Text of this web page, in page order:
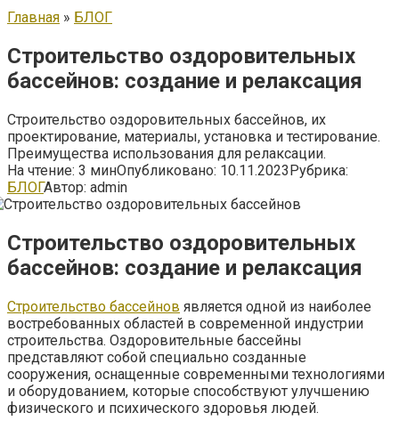
Главная » БЛОГ
Строительство оздоровительных
бассейнов: создание и релаксация
Строительство оздоровительных бассейнов, их
проектирование, материалы, установка и тестирование.
Преимущества использования для релаксации.
На чтение: 3 минОпубликовано: 10.11.2023Рубрика:
БЛОГАвтор: admin
Строительство оздоровительных
бассейнов: создание и релаксация
Строительство бассейнов является одной из наиболее
востребованных областей в современной индустрии
строительства. Оздоровительные бассейны
представляют собой специально созданные
сооружения, оснащенные современными технологиями
и оборудованием, которые способствуют улучшению
физического и психического здоровья людей.